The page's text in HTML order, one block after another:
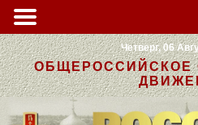
Четверг, 06
ОБЩЕРОССИЙСКОЕ